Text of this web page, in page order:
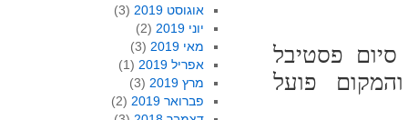
פסטיבל
פועל
אוגוסט 2019
(3)
יוני 2019
(2)
מאי 2019
(3)
אפריל 2019
(1)
מרץ 2019
(3)
פברואר 2019
(2)